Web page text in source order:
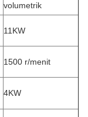
volumetrik
11KW
1500 r/menit
4KW